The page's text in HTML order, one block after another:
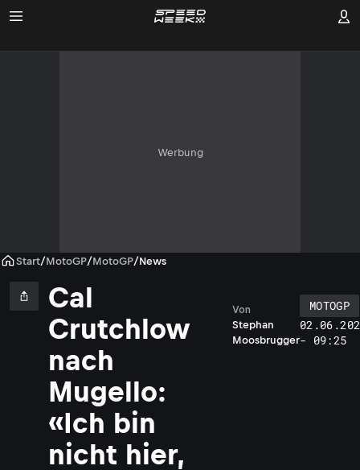
Werbung
Start/MotoGP/MotoGP/News
Cal
Crutchlow
nach
Mugello:
«Ich bin
nicht hier,
Stephan
Moosbrugger
Von
MOTOGP
- 09:25